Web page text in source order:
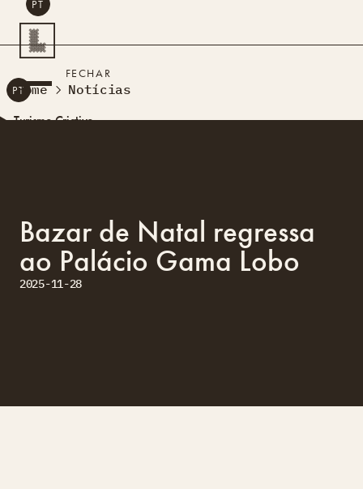
PESQUISAR
PT
Turismo Criativo
ProjetosA AcontecerMontra
Sobre Nós
Contactos
PT
FECHAR
Home Notícias
Bazar de Natal regressa
ao Palácio Gama Lobo
2025-11-28